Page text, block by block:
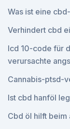
Was ist eine cbd-
Verhindert cbd
Icd 10-code für
verursachte
Cannabis-ptsd-
Ist cbd hanföl
Cbd öl hilft beim